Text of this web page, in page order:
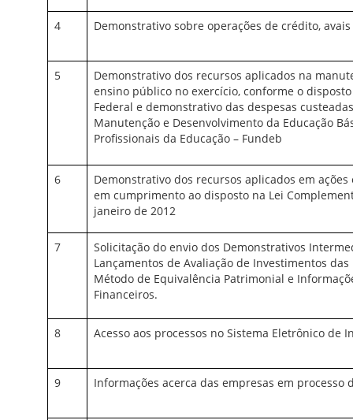
4 Demonstrativo sobre operações de crédito,
5
Demonstrativo dos recursos aplicados na
ensino público no exercício, conforme o
Federal e demonstrativo das despesas
Manutenção e Desenvolvimento da Educação
Profissionais da Educação – Fundeb
6
Demonstrativo dos recursos aplicados em
em cumprimento ao disposto na Lei
janeiro de 2012
7
Solicitação do envio dos Demonstrativos
Lançamentos de Avaliação de Investimentos
Método de Equivalência Patrimonial e
Financeiros.
8 Acesso aos processos no Sistema Eletrônico de
9 Informações acerca das empresas em processo